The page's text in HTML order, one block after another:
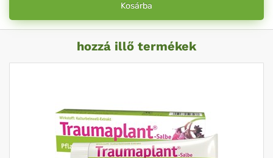
Kosárba
hozzá illő termékek